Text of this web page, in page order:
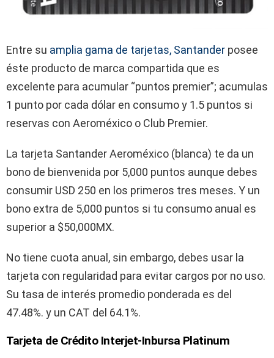
Entre su amplia gama de tarjetas, Santander posee
éste producto de marca compartida que es
excelente para acumular “puntos premier”; acumulas
1 punto por cada dólar en consumo y 1.5 puntos si
reservas con Aeroméxico o Club Premier.
La tarjeta Santander Aeroméxico (blanca) te da un
bono de bienvenida por 5,000 puntos aunque debes
consumir USD 250 en los primeros tres meses. Y un
bono extra de 5,000 puntos si tu consumo anual es
superior a $50,000MX.
No tiene cuota anual, sin embargo, debes usar la
tarjeta con regularidad para evitar cargos por no uso.
Su tasa de interés promedio ponderada es del
47.48%. y un CAT del 64.1%.
Tarjeta de Crédito Interjet-Inbursa Platinum